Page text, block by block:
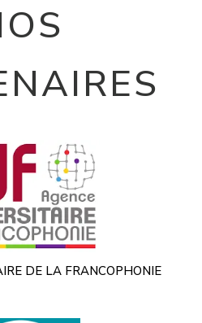
DE LA FRANCOPHONIE